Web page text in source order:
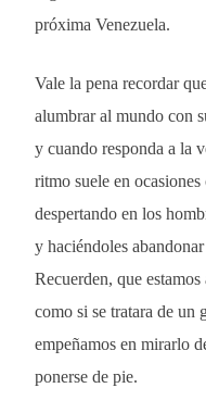
próxima Venezuela.
Vale la pena recordar
alumbrar al mundo con
y cuando responda a la
ritmo suele en
despertando en los
y haciéndoles
Recuerden, que
como si se tratara de un
empeñamos en mirarlo
ponerse de pie.